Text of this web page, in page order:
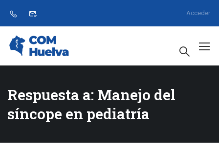
Acceder
Respuesta a: Manejo del
síncope en pediatría